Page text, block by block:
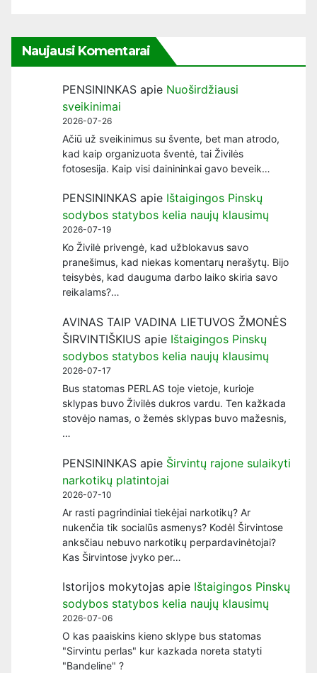
Naujausi Komentarai
PENSININKAS apie Nuoširdžiausi
sveikinimai
2026-07-26
Ačiū už sveikinimus su švente, bet man atrodo,
kad kaip organizuota šventė, tai Živilės
fotosesija. Kaip visi dainininkai gavo beveik…
PENSININKAS apie Ištaigingos Pinskų
sodybos statybos kelia naujų klausimų
2026-07-19
Ko Živilė privengė, kad užblokavus savo
pranešimus, kad niekas komentarų nerašytų. Bijo
teisybės, kad dauguma darbo laiko skiria savo
reikalams?…
AVINAS TAIP VADINA LIETUVOS ŽMONĖS
ŠIRVINTIŠKIUS apie Ištaigingos Pinskų
sodybos statybos kelia naujų klausimų
2026-07-17
Bus statomas PERLAS toje vietoje, kurioje
sklypas buvo Živilės dukros vardu. Ten kažkada
stovėjo namas, o žemės sklypas buvo mažesnis,
…
PENSININKAS apie Širvintų rajone sulaikyti
narkotikų platintojai
2026-07-10
Ar rasti pagrindiniai tiekėjai narkotikų? Ar
nukenčia tik socialūs asmenys? Kodėl Širvintose
anksčiau nebuvo narkotikų perpardavinėtojai?
Kas Širvintose įvyko per…
Istorijos mokytojas apie Ištaigingos Pinskų
sodybos statybos kelia naujų klausimų
2026-07-06
O kas paaiskins kieno sklype bus statomas
"Sirvintu perlas" kur kazkada noreta statyti
"Bandeline" ?